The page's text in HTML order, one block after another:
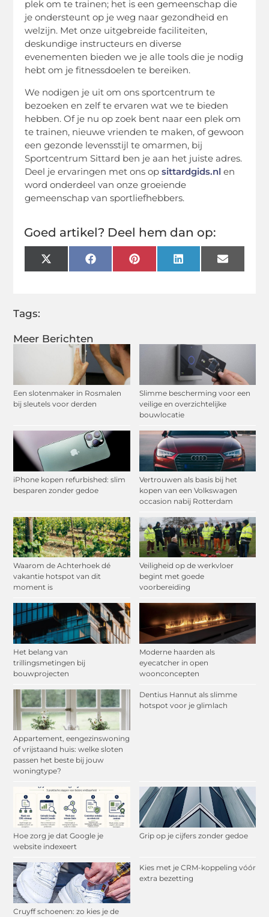
Meer Berichten
Een slotenmaker in Rosmalen
bij sleutels voor derden
Slimme bescherming voor een
veilige en overzichtelijke
bouwlocatie
iPhone kopen refurbished: slim
besparen zonder gedoe
Vertrouwen als basis bij het
kopen van een Volkswagen
occasion nabij Rotterdam
Waarom de Achterhoek dé
vakantie hotspot van dit
moment is
Veiligheid op de werkvloer
begint met goede
voorbereiding
Het belang van
trillingsmetingen bij
bouwprojecten
Moderne haarden als
eyecatcher in open
woonconcepten
Appartement, eengezinswoning
of vrijstaand huis: welke sloten
passen het beste bij jouw
woningtype?
Dentius Hannut als slimme
hotspot voor je glimlach
Hoe zorg je dat Google je
website indexeert
Grip op je cijfers zonder gedoe
Cruyff schoenen: zo kies je de
Kies met je CRM-koppeling vóór
extra bezetting
plek om te trainen; het is een gemeenschap die
je ondersteunt op je weg naar gezondheid en
welzijn. Met onze uitgebreide faciliteiten,
deskundige instructeurs en diverse
evenementen bieden we je alle tools die je nodig
hebt om je fitnessdoelen te bereiken.
We nodigen je uit om ons sportcentrum te
bezoeken en zelf te ervaren wat we te bieden
hebben. Of je nu op zoek bent naar een plek om
te trainen, nieuwe vrienden te maken, of gewoon
een gezonde levensstijl te omarmen, bij
Sportcentrum Sittard ben je aan het juiste adres.
Deel je ervaringen met ons opsittardgids.nl en
word onderdeel van onze groeiende
gemeenschap van sportliefhebbers.
Goed artikel? Deel hem dan op:
X
(Twitter)
FacebookPinterestLinkedInEmail
Tags: